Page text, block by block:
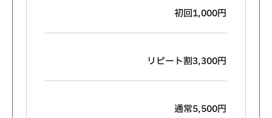
初回1,000円
リピート割3,300円
通常5,500円